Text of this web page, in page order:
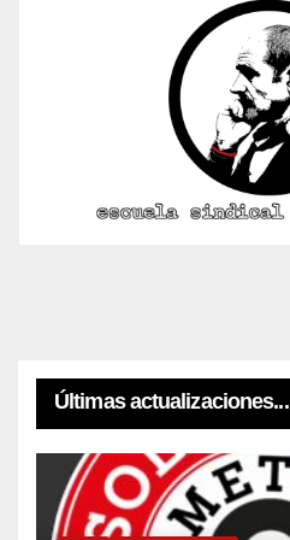
Últimas actualizaciones...